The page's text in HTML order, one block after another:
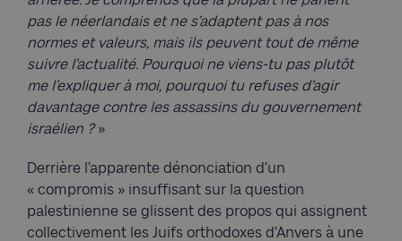
pas le néerlandais et ne s’adaptent pas à nos
normes et valeurs, mais ils peuvent tout de même
suivre l’actualité. Pourquoi ne viens-tu pas plutôt
me l’expliquer à moi, pourquoi tu refuses d’agir
davantage contre les assassins du gouvernement
israélien ?»
Derrière l’apparente dénonciation d’un
« compromis » insuffisant sur la question
palestinienne se glissent des propos qui assignent
collectivement les Juifs orthodoxes d’Anvers à une